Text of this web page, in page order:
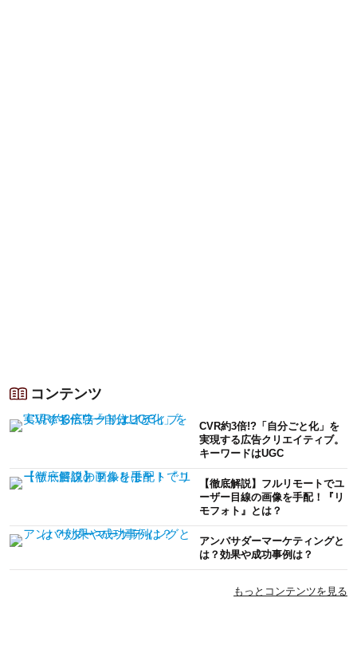
コンテンツ
CVR約3倍!?「自分ごと化」を
実現する広告クリエイティブ。
キーワードはUGC
【徹底解説】フルリモートでユ
ーザー目線の画像を手配！『リ
モフォト』とは？
アンバサダーマーケティングと
は？効果や成功事例は？
もっとコンテンツを見る